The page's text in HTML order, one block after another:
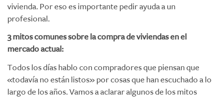
vivienda. Por eso es importante pedir ayuda a un
profesional.
3 mitos comunes sobre la compra de viviendas en el
mercado actual:
Todos los días hablo con compradores que piensan que
«todavía no están listos» por cosas que han escuchado a lo
largo de los años. Vamos a aclarar algunos de los mitos